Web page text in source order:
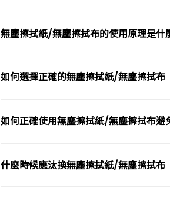
無塵擦拭紙/無塵擦拭布的使用原理是什
如何選擇正確的無塵擦拭紙/無塵擦拭布
如何正確使用無塵擦拭紙/無塵擦拭布避
什麼時候應汰換無塵擦拭紙/無塵擦拭布